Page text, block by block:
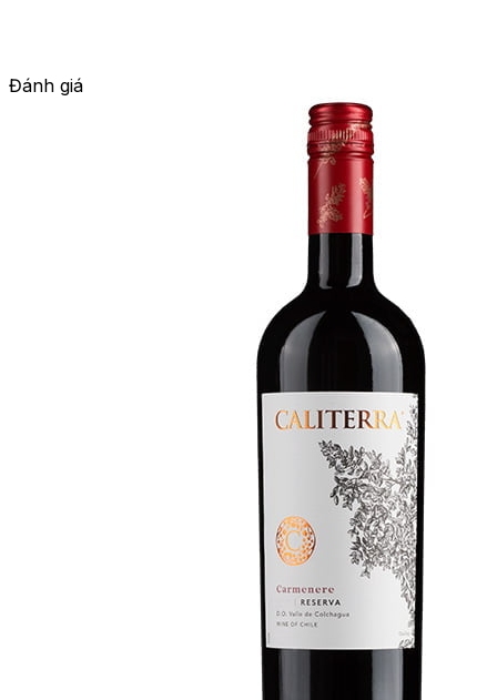
Đánh giá